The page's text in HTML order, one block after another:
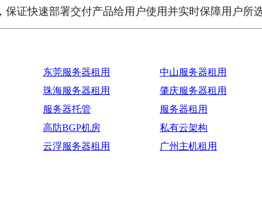
证快速部署交付产品给用户使用并实时保障用户所
东莞服务器租用
中山服务器租用
珠海服务器租用
肇庆服务器租用
服务器托管
服务器租用
高防BGP机房
私有云架构
云浮服务器租用
广州主机租用